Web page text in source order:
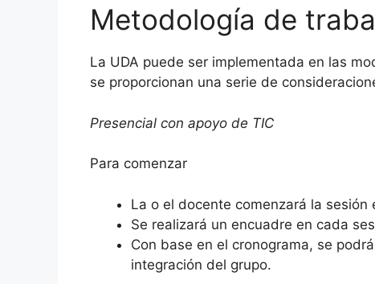
Metodología de
La UDA puede ser implementada en las
se proporcionan una serie de
Presencial con apoyo de TIC
Para comenzar
La o el docente comenzará la
Se realizará un encuadre en cada
Con base en el cronograma, se
integración del grupo.